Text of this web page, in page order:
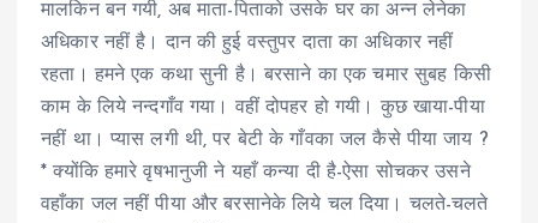
मालकिन बन गयी, अब माता-पिताको उसके घर का अन्न लेनेका
अधिकार नहीं है। दान की हुई वस्तुपर दाता का अधिकार नहीं
रहता। हमने एक कथा सुनी है। बरसाने का एक चमार सुबह किसी
काम के लिये नन्दगाँव गया। वहीं दोपहर हो गयी। कुछ खाया-पीया
नहीं था। प्यास लगी थी, पर बेटी के गाँवका जल कैसे पीया जाय ?
* क्योंकि हमारे वृषभानुजी ने यहाँ कन्या दी है-ऐसा सोचकर उसने
वहाँका जल नहीं पीया और बरसानेके लिये चल दिया। चलते-चलते